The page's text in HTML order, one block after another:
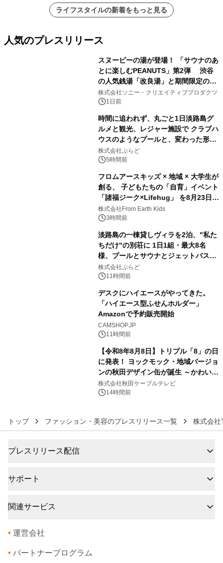
ライフスタイルの新着をもっと見る
人気のプレスリリース
スヌーピーの湯が登場！ 「サウナのあ
とに楽しむPEANUTS」第2弾 渋谷
の人気銭湯「改良湯」と期間限定のコ
ラボレーション サウナイキタイコラ
ボグッズも発売決定！
株式会社ソニー・クリエイティブプロダクツ
1日前
時間に追われず、丸ごと1日淡路島グ
ルメと観光、レジャー施設で クラブハ
ウスのようなプールと、変わった形の
サウナも 「THE BOXY AWAJI」のお
得な素泊まり連泊プランで
株式会社ぷらど
5時間前
フロムアースキッズ × 地域 × 大学生が
創る、 子どもたちの「自育」イベント
「諸福ジーク×Lifehug」 を8月23日
(日)開催
株式会社From Earth Kids
3時間前
淡路島の一棟貸しヴィラを2泊、"私た
ちだけ"の別荘に 1日1組・最大8名
様、プールとサウナとジェットバス付
きで Villa Mon Temps AWAJIの連泊
素泊りプラン
株式会社ぷらど
11時間前
デスクにハイエースがやってきた。
「ハイエース型ふせんホルダー」
Amazonで予約販売開始
CAMSHOP.JP
11時間前
【令和8年8月8日】トリプル「8」の日
に発表！ ヨックモック・地域バージョ
ンの秋田デザイン缶が誕生 ～かわいい
秋田犬の子犬と秋田の四季と名所を巡
るパッケージ～ 9月1日(火)秋田県内で
株式会社秋田ケーブルテレビ
14時間前
トップ ファッション・美容のプレスリリース一覧 株式会社
プレスリリース配信
サポート
関連サービス
• 運営会社
• パートナープログラム